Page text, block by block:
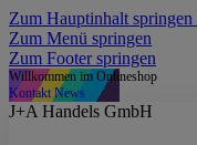
Zum Hauptinhalt springen
Zum Menü springen
Zum Footer springen
Willkommen im Onlineshop
Kontakt News
J+A Handels GmbH